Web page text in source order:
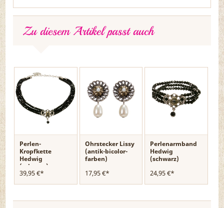
Zu diesem Artikel passt auch
Perlen-
Kropfkette
Hedwig
(schwarz)
39,95 €*
Ohrstecker Lissy
(antik-bicolor-
farben)
17,95 €*
Perlenarmband
Hedwig
(schwarz)
24,95 €*